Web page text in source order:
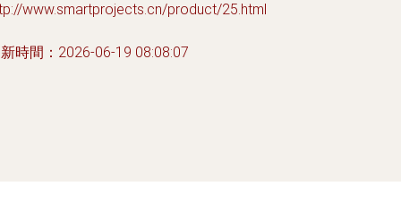
www.smartprojects.cn/product/25.html
時間：2026-06-19 08:08:07